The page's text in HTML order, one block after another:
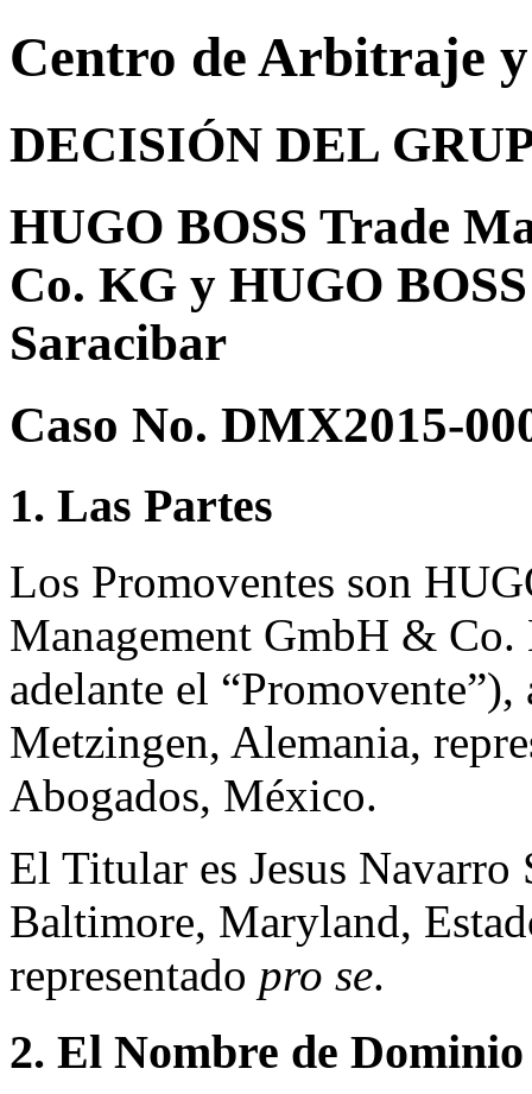
Centro de Arbitraje
DECISIÓN DEL
HUGO BOSS Trade
Co. KG y HUGO
Saracibar
Caso No. DMX2015-
1. Las Partes
Los Promoventes son
Management GmbH &
adelante el
Metzingen, Alemania,
Abogados, México.
El Titular es Jesus
Baltimore, Maryland,
representado pro se.
2. El Nombre de